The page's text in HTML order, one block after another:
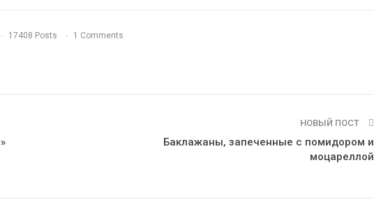
17408 Posts 1 Comments
НОВЫЙ ПОСТ
Баклажаны, запеченные с помидором и
моцареллой